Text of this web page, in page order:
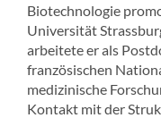
Biotechnologie
Universität
arbeitete er als
französischen
medizinische
Kontakt mit der